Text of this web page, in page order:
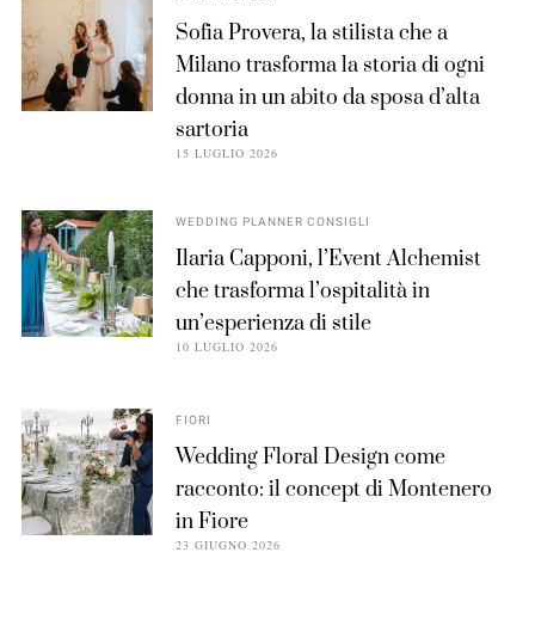
Sofia Provera, la stilista che a
Milano trasforma la storia di ogni
donna in un abito da sposa d’alta
sartoria
15 LUGLIO 2026
WEDDING PLANNER CONSIGLI
Ilaria Capponi, l’Event Alchemist
che trasforma l’ospitalità in
un’esperienza di stile
10 LUGLIO 2026
FIORI
Wedding Floral Design come
racconto: il concept di Montenero
in Fiore
23 GIUGNO 2026